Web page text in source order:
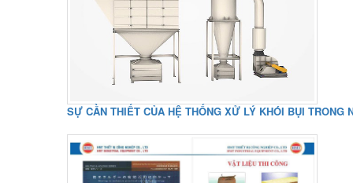
SỰ CẦN THIẾT CỦA HỆ THỐNG XỬ LÝ KHÓI BỤI TRONG